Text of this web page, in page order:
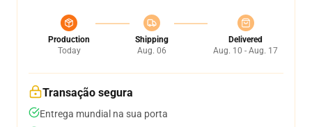
Production
Today
Shipping
Aug. 06
Delivered
Aug. 10 - Aug. 17
Transação segura
Entrega mundial na sua porta